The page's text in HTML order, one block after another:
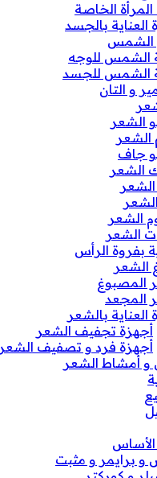
المرأة الخاصة
العناية بالجسد
الشمس
الشمس للوجه
الشمس للجسد
و التان
الشعر
الشعر
جاف
الشعر
الشعر
الشعر
بفروة الرأس
الشعر
المصبوغ
المجعد
العناية بالشعر
أجهزة تجفيف الشعر
أجهزة فرد و تصفيف الشعر
أمشاط الشعر
الأساس
و برايمر و مثبت